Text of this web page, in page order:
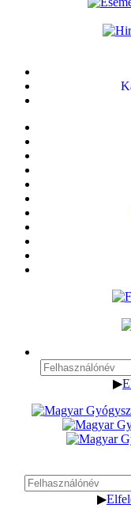
▶
▶